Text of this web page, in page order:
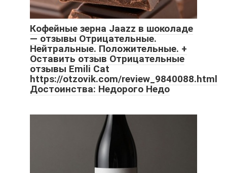
Кофейные зерна Jaazz в шоколаде
— отзывы Отрицательные.
Нейтральные. Положительные. +
Оставить отзыв Отрицательные
отзывы Emili Cat
https://otzovik.com/review_9840088.html
Достоинства: Недорого Недо